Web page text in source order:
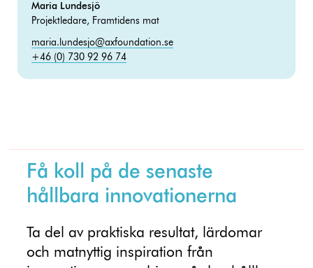
Maria Lundesjö
Projektledare, Framtidens mat
maria.lundesjo@axfoundation.se
+46 (0) 730 92 96 74
Få koll på de senaste
hållbara innovationerna
Ta del av praktiska resultat, lärdomar
och matnyttig inspiration från